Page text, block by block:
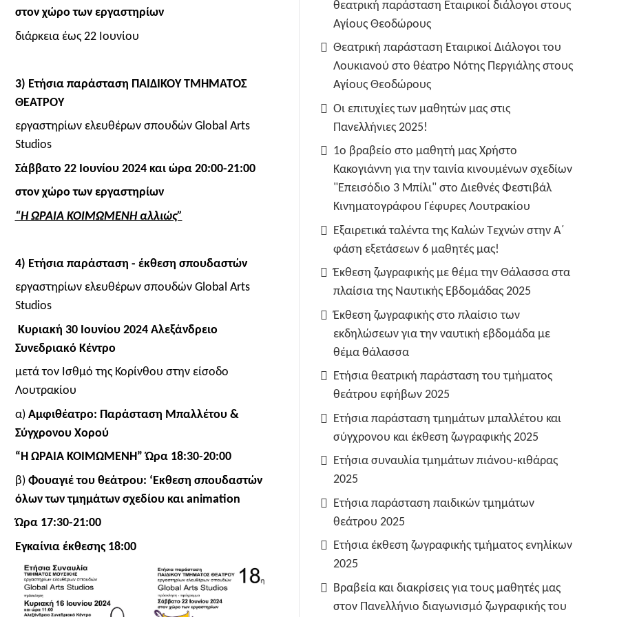
στον χώρο των εργαστηρίων
διάρκεια έως 22 Ιουνίου
3) Ετήσια παράσταση ΠΑΙΔΙΚΟΥ ΤΜΗΜΑΤΟΣ
ΘΕΑΤΡΟΥ
εργαστηρίων ελευθέρων σπουδών Global Arts
Studios
Σάββατο 22 Ιουνίου 2024 και ώρα 20:00-21:00
στον χώρο των εργαστηρίων
“Η ΩΡΑΙΑ ΚΟΙΜΩΜΕΝΗ αλλιώς”
4) Ετήσια παράσταση - έκθεση σπουδαστών
εργαστηρίων ελευθέρων σπουδών Global Arts
Studios
Κυριακή 30 Ιουνίου 2024 Αλεξάνδρειο
Συνεδριακό Κέντρο
μετά τον Ισθμό της Κορίνθου στην είσοδο
Λουτρακίου
α) Αμφιθέατρο: Παράσταση Μπαλλέτου &
Σύγχρονου Χορού
“Η ΩΡΑΙΑ ΚΟΙΜΩΜΕΝΗ” Ώρα 18:30-20:00
β)Φουαγιέ του θεάτρου: ‘Εκθεση σπουδαστών
όλων των τμημάτων σχεδίου και animation
Ώρα 17:30-21:00
Εγκαίνια έκθεσης 18:00
θεατρική παράσταση Εταιρικοί διάλογοι στους
Αγίους Θεοδώρους
Θεατρική παράσταση Εταιρικοί Διάλογοι του
Λουκιανού στο θέατρο Νότης Περγιάλης στους
Αγίους Θεοδώρους
Οι επιτυχίες των μαθητών μας στις
Πανελλήνιες 2025!
1ο βραβείο στο μαθητή μας Χρήστο
Κακογιάννη για την ταινία κινουμένων σχεδίων
"Επεισόδιο 3 Μπίλι" στο Διεθνές Φεστιβάλ
Κινηματογράφου Γέφυρες Λουτρακίου
Εξαιρετικά ταλέντα της Καλών Τεχνών στην Α΄
φάση εξετάσεων 6 μαθητές μας!
Έκθεση ζωγραφικής με θέμα την Θάλασσα στα
πλαίσια της Ναυτικής Εβδομάδας 2025
Έκθεση ζωγραφικής στο πλαίσιο των
εκδηλώσεων για την ναυτική εβδομάδα με
θέμα θάλασσα
Ετήσια θεατρική παράσταση του τμήματος
θεάτρου εφήβων 2025
Ετήσια παράσταση τμημάτων μπαλλέτου και
σύγχρονου και έκθεση ζωγραφικής 2025
Ετήσια συναυλία τμημάτων πιάνου-κιθάρας
2025
Ετήσια παράσταση παιδικών τμημάτων
θεάτρου 2025
Ετήσια έκθεση ζωγραφικής τμήματος ενηλίκων
2025
Βραβεία και διακρίσεις για τους μαθητές μας
στον Πανελλήνιο διαγωνισμό ζωγραφικής του